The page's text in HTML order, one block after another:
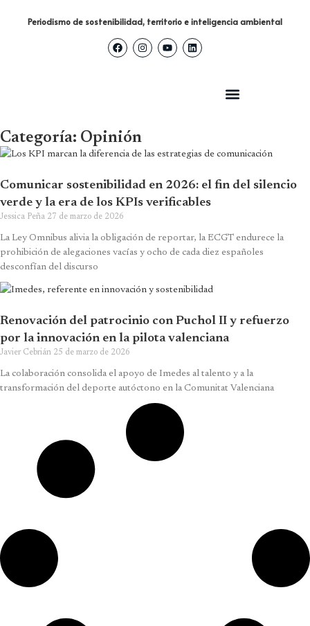
Periodismo de sostenibilidad, territorio e inteligencia ambiental
Categoría: Opinión
Comunicar sostenibilidad en 2026: el fin del silencio
verde y la era de los KPIs verificables
Jessica Peña 27 de marzo de 2026
La Ley Omnibus alivia la obligación de reportar, la ECGT endurece la
prohibición de alegaciones vacías y ocho de cada diez españoles
desconfían del discurso
Renovación del patrocinio con Puchol II y refuerzo
por la innovación en la pilota valenciana
Javier Cebrián 25 de marzo de 2026
La colaboración consolida el apoyo de Imedes al talento y a la
transformación del deporte autóctono en la Comunitat Valenciana